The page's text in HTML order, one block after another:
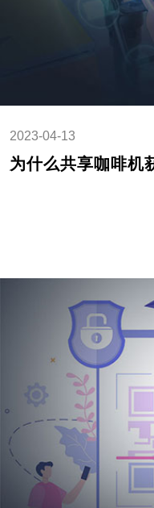
2023-04-13
为什么共享咖啡机